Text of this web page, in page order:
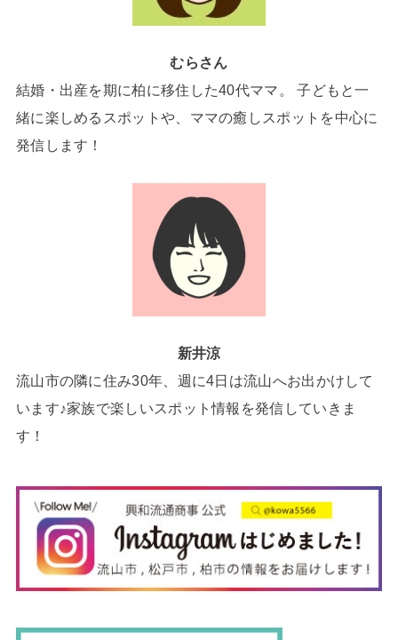
むらさん
結婚・出産を期に柏に移住した40代ママ。 子どもと一
緒に楽しめるスポットや、ママの癒しスポットを中心に
発信します！
新井涼
流山市の隣に住み30年、週に4日は流山へお出かけして
います♪家族で楽しいスポット情報を発信していきま
す！